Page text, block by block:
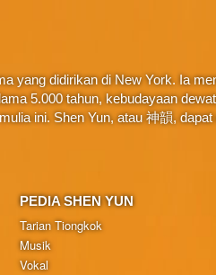
yang didirikan di New York. Ia
5.000 tahun, kebudayaan
ini. Shen Yun, atau 神韻,
PEDIA SHEN YUN
Tarian Tiongkok
Musik
Vokal